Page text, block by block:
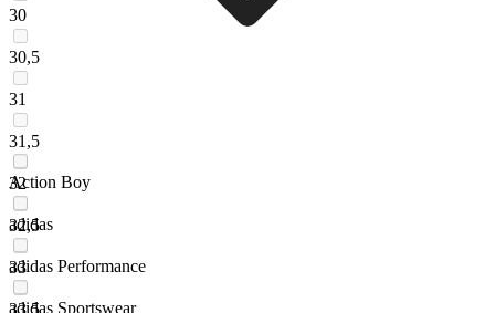
30
30,5
31
31,5
32
32,5
33
33,5
Action Boy
adidas
adidas Performance
adidas Sportswear